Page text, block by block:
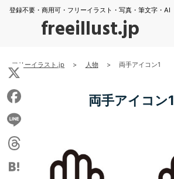
登録不要・商用可・フリーイラスト・写真・筆文字・AI
freeillust.jp
フリーイラスト.jp > 人物 > 両手アイコン1
両手アイコン1
X
Facebook
Line
Threads